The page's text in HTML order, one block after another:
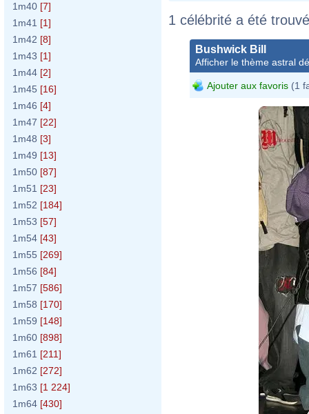
1m40 [7]
1m41 [1]
1m42 [8]
1m43 [1]
1m44 [2]
1m45 [16]
1m46 [4]
1m47 [22]
1m48 [3]
1m49 [13]
1m50 [87]
1m51 [23]
1m52 [184]
1m53 [57]
1m54 [43]
1m55 [269]
1m56 [84]
1m57 [586]
1m58 [170]
1m59 [148]
1m60 [898]
1m61 [211]
1m62 [272]
1m63 [1 224]
1m64 [430]
1 célébrité a été
Bushwick Bill
Afficher le thème astral
Ajouter aux favoris (1